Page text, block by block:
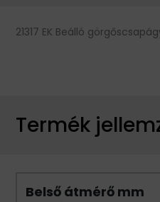
21317 EK Beálló
Termék
Belső átmérő mm